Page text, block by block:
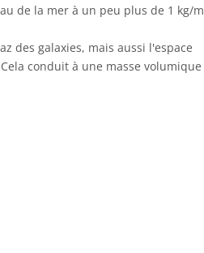
de la mer à un peu plus de 1 kg/m
des galaxies, mais aussi l'espace
conduit à une masse volumique